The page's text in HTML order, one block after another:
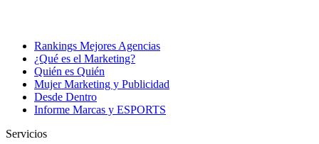
Rankings Mejores Agencias
¿Qué es el Marketing?
Quién es Quién
Mujer Marketing y Publicidad
Desde Dentro
Informe Marcas y ESPORTS
Servicios